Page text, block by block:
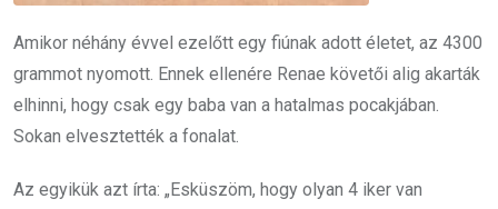
Amikor néhány évvel ezelőtt egy fiúnak adott életet, az 4300
grammot nyomott. Ennek ellenére Renae követői alig akarták
elhinni, hogy csak egy baba van a hatalmas pocakjában.
Sokan elvesztették a fonalat.
Az egyikük azt írta: „Esküszöm, hogy olyan 4 iker van